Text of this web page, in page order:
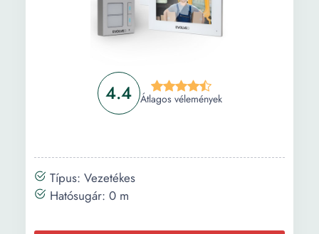
4.4 Átlagos vélemények
Típus: Vezetékes
Hatósugár: 0 m